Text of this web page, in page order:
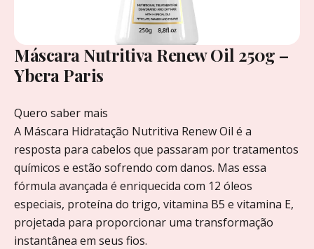
Máscara Nutritiva Renew Oil 250g –
Ybera Paris
Quero saber mais
A Máscara Hidratação Nutritiva Renew Oil é a
resposta para cabelos que passaram por tratamentos
químicos e estão sofrendo com danos. Mas essa
fórmula avançada é enriquecida com 12 óleos
especiais, proteína do trigo, vitamina B5 e vitamina E,
projetada para proporcionar uma transformação
instantânea em seus fios.